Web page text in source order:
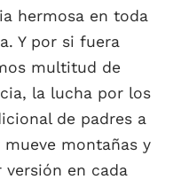
hermosa en toda
Y por si fuera
multitud de
la lucha por los
de padres a
mueve montañas y
en cada